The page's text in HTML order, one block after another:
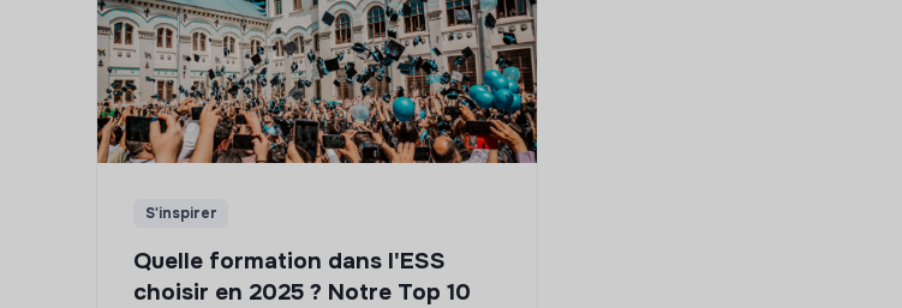
S'inspirer
Quelle formation dans l'ESS
choisir en 2025 ? Notre Top 10